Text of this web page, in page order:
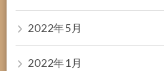
2022年5月
2022年1月